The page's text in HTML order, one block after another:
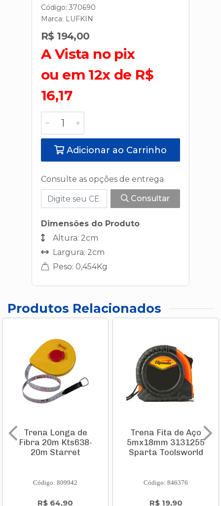
Código: 370690
Marca: LUFKIN
R$ 194,00
A Vista no pix
ou em 12x de R$
16,17
Adicionar ao Carrinho
Consulte as opções de entrega
Consultar
Dimensões do Produto
Altura: 2cm
Largura: 2cm
Peso: 0,454Kg
Produtos Relacionados
Trena Longa de
Fibra 20m Kts638-
20m Starret
Código: 809942
R$ 64,90
Trena Fita de Aço
5mx18mm 3131255
Sparta Toolsworld
Código: 846376
R$ 19,90